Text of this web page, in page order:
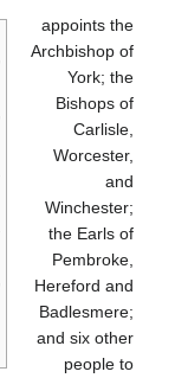
appoints the
Archbishop of
York; the
Bishops of
Carlisle,
Worcester,
and
Winchester;
the Earls of
Pembroke,
Hereford and
Badlesmere;
and six other
people to